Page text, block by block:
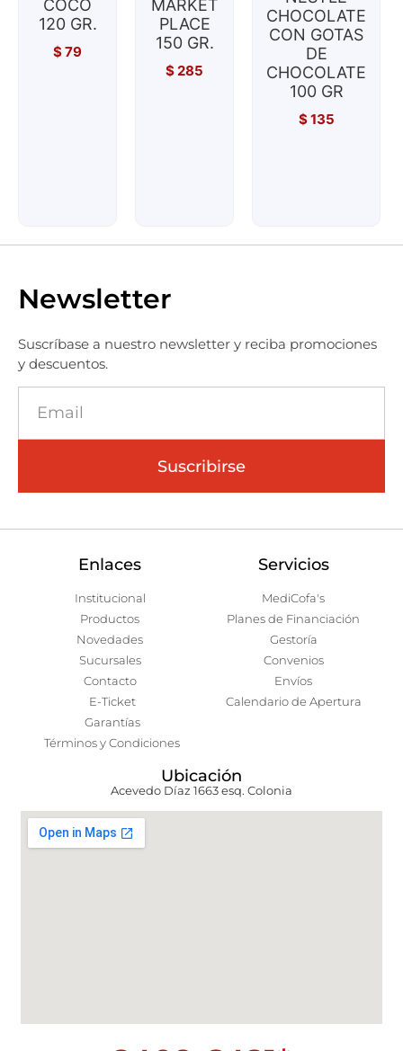
COCO
120 GR.
$79
MARKET
PLACE
150 GR.
$285
CHOCOLATE
CON GOTAS
DE
CHOCOLATE
100 GR
$135
Newsletter
Suscríbase a nuestro newsletter y reciba promociones
y descuentos.
Suscribirse
Enlaces
Institucional
Productos
Novedades
Sucursales
Contacto
E-Ticket
Garantías
Términos y Condiciones
Servicios
MediCofa's
Planes de Financiación
Gestoría
Convenios
Envíos
Calendario de Apertura
Ubicación
Acevedo Díaz 1663 esq. Colonia